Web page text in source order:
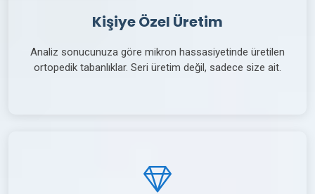
Kişiye Özel Üretim
Analiz sonucunuza göre mikron hassasiyetinde üretilen
ortopedik tabanlıklar. Seri üretim değil, sadece size ait.